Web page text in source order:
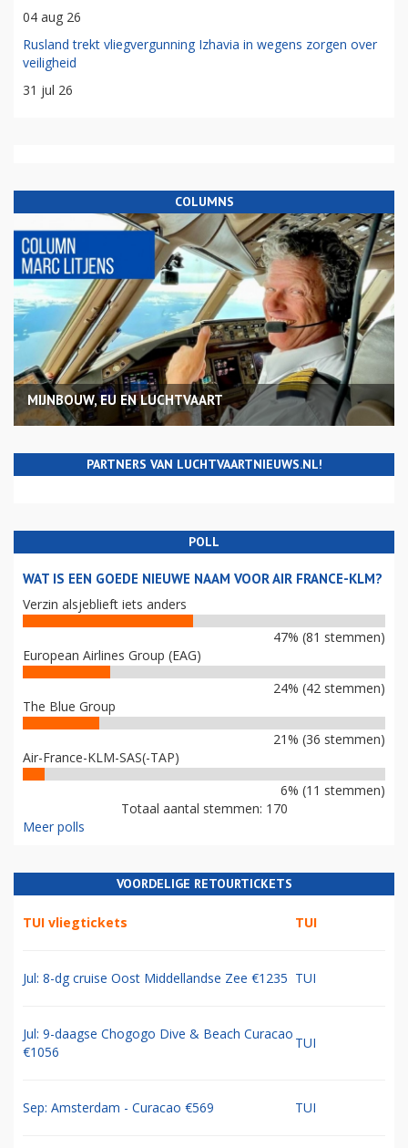
04 aug 26
Rusland trekt vliegvergunning Izhavia in wegens zorgen over
veiligheid
31 jul 26
COLUMNS
MIJNBOUW, EU EN LUCHTVAART
PARTNERS VAN LUCHTVAARTNIEUWS.NL!
POLL
WAT IS EEN GOEDE NIEUWE NAAM VOOR AIR FRANCE-KLM?
Verzin alsjeblieft iets anders
47% (81 stemmen)
European Airlines Group (EAG)
24% (42 stemmen)
The Blue Group
21% (36 stemmen)
Air-France-KLM-SAS(-TAP)
6% (11 stemmen)
Totaal aantal stemmen: 170
Meer polls
VOORDELIGE RETOURTICKETS
TUI vliegtickets TUI
Jul: 8-dg cruise Oost Middellandse Zee €1235 TUI
Jul: 9-daagse Chogogo Dive & Beach Curacao
€1056
TUI
Sep: Amsterdam - Curacao €569 TUI